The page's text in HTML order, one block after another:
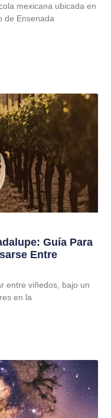
mexicana ubicada en
de Ensenada
Guía Para
Entre
entre viñedos, bajo un
en la